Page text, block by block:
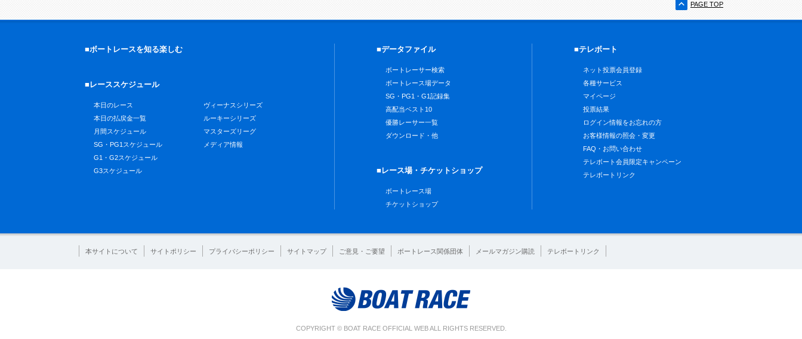
PAGE TOP
■ボートレースを知る楽しむ
■レーススケジュール
本日のレース
本日の払戻金一覧
月間スケジュール
SG・PG1スケジュール
G1・G2スケジュール
G3スケジュール
ヴィーナスシリーズ
ルーキーシリーズ
マスターズリーグ
メディア情報
■データファイル
ボートレーサー検索
ボートレース場データ
SG・PG1・G1記録集
高配当ベスト10
優勝レーサー一覧
ダウンロード・他
■レース場・チケットショップ
ボートレース場
チケットショップ
■テレボート
ネット投票会員登録
各種サービス
マイページ
投票結果
ログイン情報をお忘れの方
お客様情報の照会・変更
FAQ・お問い合わせ
テレボート会員限定キャンペーン
テレボートリンク
本サイトについて サイトポリシー プライバシーポリシー サイトマップ ご意見・ご要望 ボートレース関係団体 メールマガジン購読 テレボートリンク
COPYRIGHT © BOAT RACE OFFICIAL WEB ALL RIGHTS RESERVED.